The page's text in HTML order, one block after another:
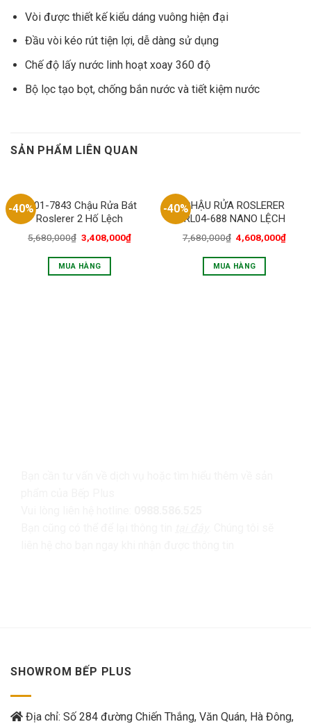
Vòi được thiết kế kiểu dáng vuông hiện đại
Đầu vòi kéo rút tiện lợi, dễ dàng sử dụng
Chế độ lấy nước linh hoạt xoay 360 độ
Bộ lọc tạo bọt, chống bắn nước và tiết kiệm nước
SẢN PHẨM LIÊN QUAN
-40%RL01-7843 Chậu Rửa Bát
Roslerer 2 Hố Lệch
5,680,000₫ 3,408,000₫
MUA HÀNG
-40%CHẬU RỬA ROSLERER
RL04-688 NANO LỆCH
7,680,000₫ 4,608,000₫
MUA HÀNG
SHOWROM BẾP PLUS
Địa chỉ: Số 284 đường Chiến Thắng, Văn Quán, Hà Đông,